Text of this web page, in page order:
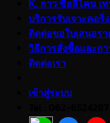
K. กาว ซิลลิโคน เ
บริการรับเจาะคอริ่
ติดต่อขอใบเสนอรา
วิธีการสั่งซื้อและกา
ติดต่อเรา
เข้าสู่ระบบ